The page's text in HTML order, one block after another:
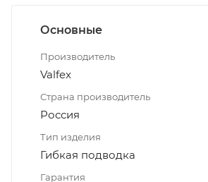
Основные
Производитель
Valfex
Страна производитель
Россия
Тип изделия
Гибкая подводка
Гарантия